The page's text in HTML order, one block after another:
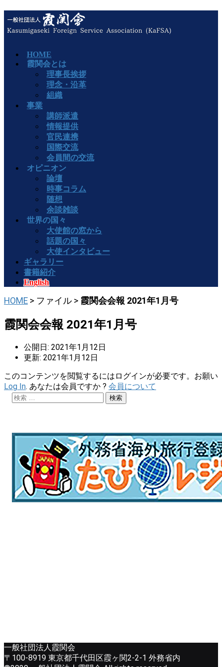
HOME
霞関会とは
理事長挨拶
理念・沿革
組織
事業
講師派遣
情報提供
官民連携
国際交流
会員間の交流
オピニオン
論壇
時事コラム
随想
余談雑談
世界の国々
大使館の窓から
話題の国々
大使インタビュー
ギャラリー
書籍紹介
English
HOME > ファイル > 霞関会会報 2021年1月号
霞関会会報 2021年1月号
公開日: 2021年1月12日
更新: 2021年1月12日
このコンテンツを閲覧するにはログインが必要です。お願い
Log In. あなたは会員ですか ? 会員について
検
一般社団法人霞関会
〒100-8919 東京都千代田区霞ヶ関2-2-1 外務省内